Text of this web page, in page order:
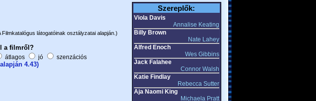
Filmkatalógus látogatóinak osztályzatai alapján.)
a filmről?
átlagos jó szenzációs
4.43)
Szereplők:
Viola Davis
Annalise Keating
Billy Brown
Nate Lahey
Alfred Enoch
Wes Gibbins
Jack Falahee
Connor Walsh
Katie Findlay
Rebecca Sutter
Aja Naomi King
Michaela Pratt